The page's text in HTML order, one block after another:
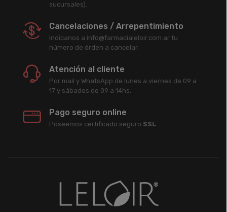
sucursales).
Cancelaciones / Arrepentimiento
Indicanos a info@farmacialeloir.com.ar tu
número de órden a cancelar.
Atención al cliente
Por mail y WhatsApp de lunes a viernes de 09 a
17 y sábados de 09 a 14hs.
Pago seguro online
Poseemos certificado seguro SSL